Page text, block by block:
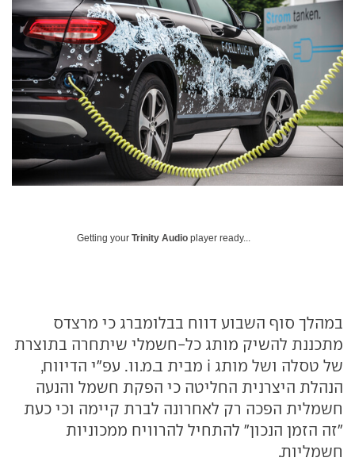
Getting your Trinity Audio player ready...
במהלך סוף השבוע דווח בבלומברג כי מרצדס
מתכננת להשיק מותג כל-חשמלי שיתחרה בתוצרת
של טסלה ושל מותג i מבית ב.מ.וו. עפ"י הדיווח,
הנהלת היצרנית החליטה כי הפקת חשמל והנעה
חשמלית הפכה רק לאחרונה לברת קיימה וכי כעת
"זה הזמן הנכון" להתחיל להרוויח ממכוניות
חשמליות.